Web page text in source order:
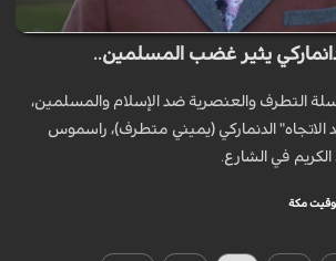
يثير غضب المسلمين..
التطرف والعنصرية ضد الإسلام والمسلمين،
الدنماركي (يميني متطرف)، راسموس
في الشارع.